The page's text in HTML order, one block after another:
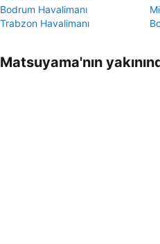
Bodrum Havalimanı
Trabzon Havalimanı
Matsuyama'nın